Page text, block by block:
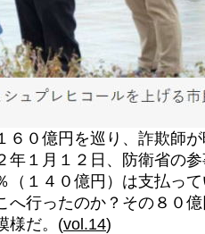
６０億円を巡り、詐欺師
年１月１２日、防衛省の
（１４０億円）は支払っ
へ行ったのか？その８０
様だ。(vol.14)